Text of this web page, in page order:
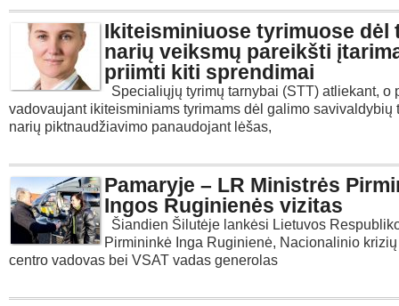
Ikiteisminiuose tyrimuose dėl
narių veiksmų pareikšti
priimti kiti sprendimai
Specialiųjų tyrimų tarnybai (STT) atliekant, o
vadovaujant ikiteisminiams tyrimams dėl galimo savivaldybių
narių piktnaudžiavimo panaudojant lėšas,
Pamaryje – LR Ministrės
Ingos Ruginienės vizitas
Šiandien Šilutėje lankėsi Lietuvos
Pirmininkė Inga Ruginienė, Nacionalinio
centro vadovas bei VSAT vadas generolas